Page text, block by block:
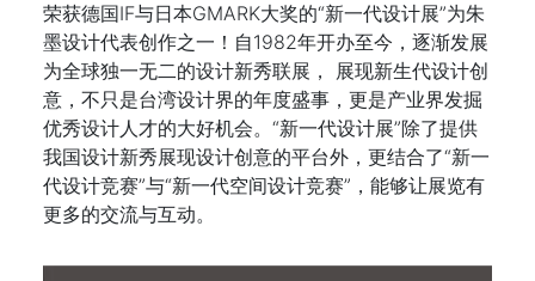
荣获德国IF与日本GMARK大奖的“新一代设计展”为朱
墨设计代表创作之一！自1982年开办至今，逐渐发展
为全球独一无二的设计新秀联展， 展现新生代设计创
意，不只是台湾设计界的年度盛事，更是产业界发掘
优秀设计人才的大好机会。“新一代设计展”除了提供
我国设计新秀展现设计创意的平台外，更结合了“新一
代设计竞赛”与“新一代空间设计竞赛”，能够让展览有
更多的交流与互动。